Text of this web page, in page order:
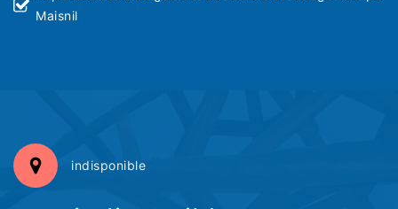
Maisnil
indisponible